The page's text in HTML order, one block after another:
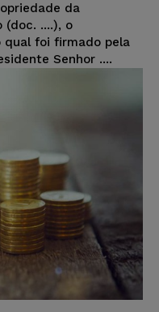
da
(doc. ....), o
qual foi firmado pela
Senhor ....